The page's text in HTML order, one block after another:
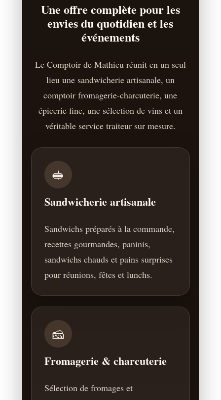
Une offre complète pour les
envies du quotidien et les
événements
Le Comptoir de Mathieu réunit en un seul
lieu une sandwicherie artisanale, un
comptoir fromagerie-charcuterie, une
épicerie fine, une sélection de vins et un
véritable service traiteur sur mesure.
🥪
Sandwicherie artisanale
Sandwichs préparés à la commande,
recettes gourmandes, paninis,
sandwichs chauds et pains surprises
pour réunions, fêtes et lunchs.
🧀
Fromagerie & charcuterie
Sélection de fromages et